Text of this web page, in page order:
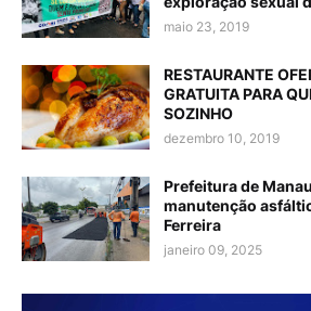
maio 23, 2019
RESTAURANTE
GRATUITA PARA
SOZINHO
dezembro 10, 2019
Prefeitura de
manutenção
Ferreira
janeiro 09, 2025